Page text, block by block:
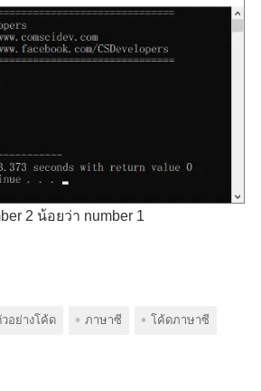
2 น้อยว่า number 1
วอย่างโค้ด ภาษาซี โค้ดภาษาซี